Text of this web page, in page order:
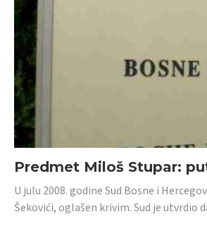
Predmet Miloš Stupar:
U julu 2008. godine Sud Bosne i
Šekovići, oglašen krivim. Sud je utvrdio